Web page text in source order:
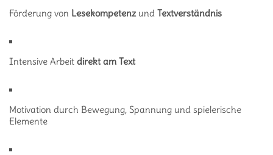
Förderung von Lesekompetenz und Textverständnis
Intensive Arbeit direkt am Text
Motivation durch Bewegung, Spannung und spielerische
Elemente